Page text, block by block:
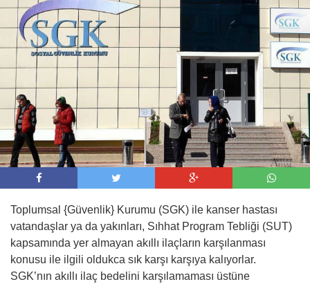
09:00 -AJet, İstanbul ve Ankara’dan Tiran’a
sefer başlattı
Toplumsal {Güvenlik} Kurumu (SGK) ile kanser hastası
vatandaşlar ya da yakınları, Sıhhat Program Tebliği (SUT)
kapsamında yer almayan akıllı ilaçların karşılanması
konusu ile ilgili oldukca sık karşı karşıya kalıyorlar.
SGK’nın akıllı ilaç bedelini karşılamaması üstüne